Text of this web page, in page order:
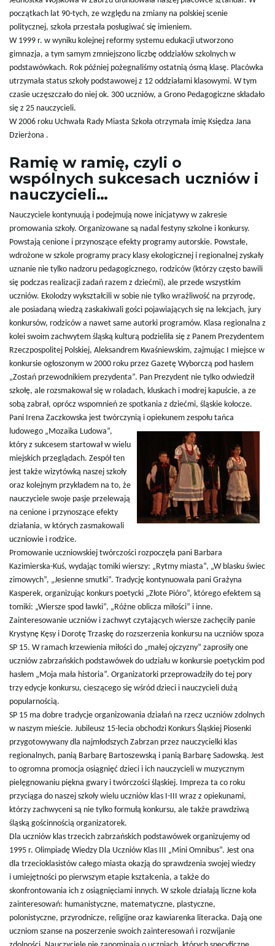
początkach lat 90-tych, ze względu na zmiany na polskiej scenie
politycznej, szkoła przestała posługiwać się imieniem.
W 1999 r. w wyniku kolejnej reformy systemu edukacji utworzono
gimnazja, a tym samym zmniejszono liczbę oddziałów szkolnych w
podstawówkach. Rok później pożegnaliśmy ostatnią ósmą klasę. Placówka
utrzymała status szkoły podstawowej z 12 oddziałami klasowymi. W tym
czasie uczęszczało do niej ok. 300 uczniów, a Grono Pedagogiczne składało
się z 25 nauczycieli.
W 2006 roku Uchwała Rady Miasta Szkoła otrzymała imię Księdza Jana
Dzierżona .
Ramię w ramię, czyli o
wspólnych sukcesach uczniów i
nauczycieli…
Nauczyciele kontynuują i podejmują nowe inicjatywy w zakresie
promowania szkoły. Organizowane są nadal festyny szkolne i konkursy.
Powstają cenione i przynoszące efekty programy autorskie. Powstałe,
wdrożone w szkole programy pracy klasy ekologicznej i regionalnej zyskały
uznanie nie tylko nadzoru pedagogicznego, rodziców (którzy często bawili
się podczas realizacji zadań razem z dziećmi), ale przede wszystkim
uczniów. Ekolodzy wykształcili w sobie nie tylko wrażliwość na przyrodę,
ale posiadaną wiedzą zaskakiwali gości pojawiających się na lekcjach, jury
konkursów, rodziców a nawet same autorki programów. Klasa regionalna z
kolei swoim zachwytem śląską kulturą podzieliła się z Panem Prezydentem
Rzeczpospolitej Polskiej, Aleksandrem Kwaśniewskim, zajmując I miejsce w
konkursie ogłoszonym w 2000 roku przez Gazetę Wyborczą pod hasłem
„Zostań przewodnikiem prezydenta”. Pan Prezydent nie tylko odwiedził
szkołę, ale rozsmakował się w roladach, kluskach i modrej kapuście, a ze
sobą zabrał, oprócz wspomnień ze spotkania z dziećmi, śląskie kołocze.
Pani Irena Zaczkowska jest twórczynią i opiekunem zespołu tańca
ludowego „Mozaika Ludowa”,
który z sukcesem startował w wielu
miejskich przeglądach. Zespół ten
jest także wizytówką naszej szkoły
oraz kolejnym przykładem na to, że
nauczyciele swoje pasje przelewają
na cenione i przynoszące efekty
działania, w których zasmakowali
uczniowie i rodzice.
Promowanie uczniowskiej twórczości rozpoczęła pani Barbara
Kazimierska-Kuś, wydając tomiki wierszy: „Rytmy miasta”, „W blasku świec
zimowych”, „Jesienne smutki”. Tradycję kontynuowała pani Grażyna
Kasperek, organizując konkurs poetycki „Złote Pióro”, którego efektem są
tomiki: „Wiersze spod ławki”, „Różne oblicza miłości” i inne.
Zainteresowanie uczniów i zachwyt czytających wiersze zachęciły panie
Krystynę Kęsy i Dorotę Trzaskę do rozszerzenia konkursu na uczniów spoza
SP 15. W ramach krzewienia miłości do „małej ojczyzny” zaprosiły one
uczniów zabrzańskich podstawówek do udziału w konkursie poetyckim pod
hasłem „Moja mała historia”. Organizatorki przeprowadziły do tej pory
trzy edycje konkursu, cieszącego się wśród dzieci i nauczycieli dużą
popularnością.
SP 15 ma dobre tradycje organizowania działań na rzecz uczniów zdolnych
w naszym mieście. Jubileusz 15-lecia obchodzi Konkurs Śląskiej Piosenki
przygotowywany dla najmłodszych Zabrzan przez nauczycielki klas
regionalnych, panią Barbarę Bartoszewską i panią Barbarę Sadowską. Jest
to ogromna promocja osiągnięć dzieci i ich nauczycieli w muzycznym
pielęgnowaniu piękna gwary i twórczości śląskiej. Impreza ta co roku
przyciąga do naszej szkoły wielu uczniów klas I-III wraz z opiekunami,
którzy zachwyceni są nie tylko formułą konkursu, ale także prawdziwą
śląską gościnnością organizatorek.
Dla uczniów klas trzecich zabrzańskich podstawówek organizujemy od
1995 r. Olimpiadę Wiedzy Dla Uczniów Klas III „Mini Omnibus”. Jest ona
dla trzecioklasistów całego miasta okazją do sprawdzenia swojej wiedzy
i umiejętności po pierwszym etapie kształcenia, a także do
skonfrontowania ich z osiągnięciami innych. W szkole działają liczne koła
zainteresowań: humanistyczne, matematyczne, plastyczne,
polonistyczne, przyrodnicze, religijne oraz kawiarenka literacka. Dają one
uczniom szanse na poszerzenie swoich zainteresowań i rozwijanie